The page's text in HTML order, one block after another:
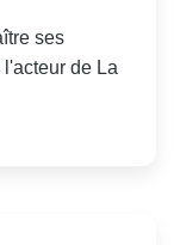
ses
de La